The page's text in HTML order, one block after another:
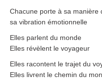
Chacune porte à sa manière
sa vibration émotionnelle
Elles parlent du monde
Elles révèlent le voyageur
Elles racontent le trajet du
Elles livrent le chemin du